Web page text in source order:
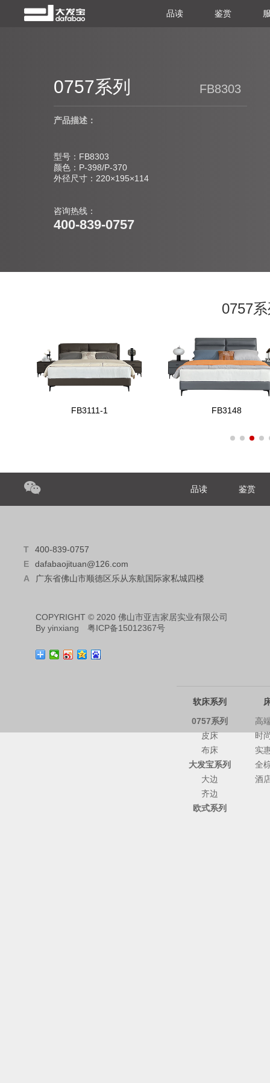
品读 鉴赏
0757系列 FB8303
产品描述：
型号：FB8303
颜色：P-398/P-370
外径尺寸：220×195×114
咨询热线：
400-839-0757
0757
FB3111-1 FB3148
品读 鉴赏
T
400-839-0757
E
dafabaojituan@126.com
A
广东省佛山市顺德区乐从东航国际家私城四楼
COPYRIGHT © 2020 佛山市亚吉家居实业有限公司
Byyinxiang 粤ICP备15012367号
软床系列
0757系列
皮床
布床
大发宝系列
大边
齐边
欧式系列
高
时
实
全
酒